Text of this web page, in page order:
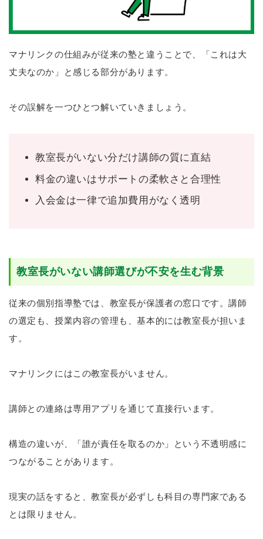
マナリンクの仕組みが従来の塾と違うことで、「これは大
丈夫なのか」と感じる部分があります。
その誤解を一つひとつ解いていきましょう。
教室長がいない分だけ講師の質に直結
料金の違いはサポートの柔軟さと合理性
入会金は一律で追加費用がなく透明
教室長がいない講師選びが不安を生む背景
従来の個別指導塾では、教室長が保護者の窓口です。講師
の選定も、授業内容の管理も、基本的には教室長が担いま
す。
マナリンクにはこの教室長がいません。
講師との連絡は専用アプリを通じて直接行います。
構造の違いが、「誰が責任を取るのか」という不透明感に
つながることがあります。
現実の話をすると、教室長が必ずしも科目の専門家である
とは限りません。